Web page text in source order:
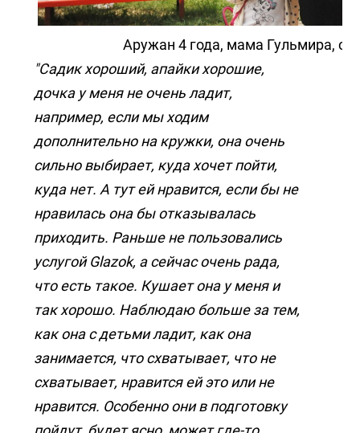
Аружан 4 года, мама Гульмира,
"Садик хороший, апайки хорошие,
дочка у меня не очень ладит,
например, если мы ходим
дополнительно на кружки, она очень
сильно выбирает, куда хочет пойти,
куда нет. А тут ей нравится, если бы не
нравилась она бы отказывалась
приходить. Раньше не пользовались
услугой Glazok, а сейчас очень рада,
что есть такое. Кушает она у меня и
так хорошо. Наблюдаю больше за тем,
как она с детьми ладит, как она
занимается, что схватывает, что не
схватывает, нравится ей это или не
нравится. Особенно они в подготовку